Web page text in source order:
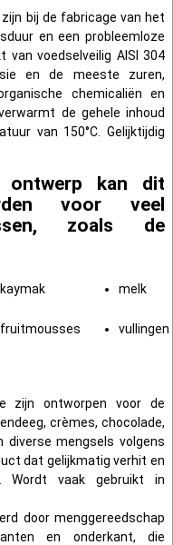
bij de fabricage van het
en een probleemloze
voedselveilig AISI 304
en de meeste zuren,
chemicaliën en
de gehele inhoud
van 150°C. Gelijktijdig
ontwerp kan dit
voor veel
zoals de
kaymak melk
fruitmousses vullingen
zijn ontworpen voor de
crèmes, chocolade,
diverse mengsels volgens
dat gelijkmatig verhit en
Wordt vaak gebruikt in
door menggereedschap
en onderkant, die